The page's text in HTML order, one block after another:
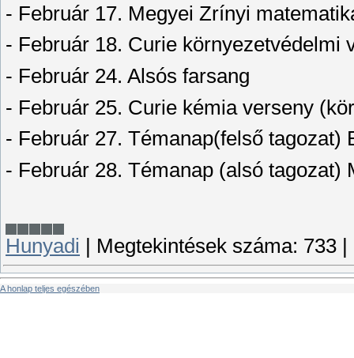
- Február 17. Megyei Zrínyi
- Február 18. Curie környezetvédelmi
- Február 24. Alsós farsang
- Február 25. Curie kémia verseny
- Február 27. Témanap(felső tagozat)
- Február 28. Témanap (alsó tagozat)
Hunyadi Megtekintések száma: 733
A honlap teljes egészében